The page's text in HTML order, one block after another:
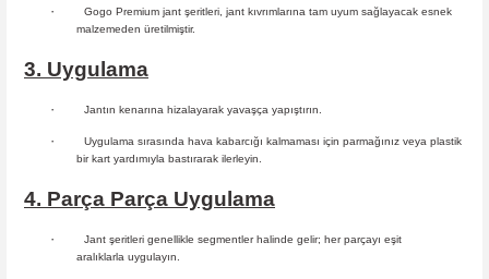
·
Gogo Premium jant şeritleri, jant kıvrımlarına tam uyum sağlayacak esnek
malzemeden üretilmiştir.
3. Uygulama
· Jantın kenarına hizalayarak yavaşça yapıştırın.
·
Uygulama sırasında hava kabarcığı kalmaması için parmağınız veya plastik
bir kart yardımıyla bastırarak ilerleyin.
4. Parça Parça Uygulama
·
Jant şeritleri genellikle segmentler halinde gelir; her parçayı eşit
aralıklarla uygulayın.